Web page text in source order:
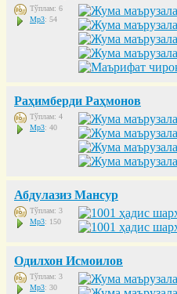
Тўплам: 6
Mp3: 54
Раҳимберди Раҳмонов
Тўплам: 4
Mp3: 40
Абдулазиз Мансур
Тўплам: 3
Mp3: 150
Одилхон Исмоилов
Тўплам: 3
Mp3: 30